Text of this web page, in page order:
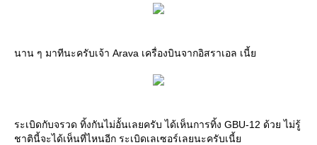
นาน ๆ มาทีนะครับเจ้า Arava เครื่องบินจากอิสราเอล เนี้
ระเบิดกับจรวด ทิ้งกันไม่อั้นเลยครับ ได้เห็นการทิ้ง GBU-12 ด้วย ไม่รู้
ชาตินี้จะได้เห็นที่ไหนอีก ระเบิดเลเซอร์เลยนะครับเนี้